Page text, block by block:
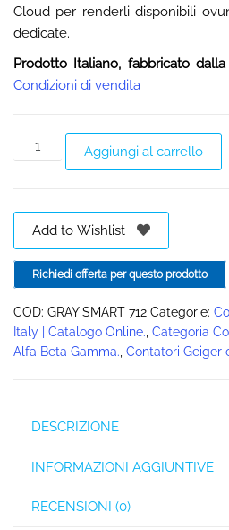
Cloud per renderli disponibili
dedicate.
Prodotto Italiano, fabbricato
Condizioni di vendita
Aggiungi al carrello
Add to Wishlist
Richiedi offerta per questo prodotto
COD: GRAY SMART 712 Categorie:
Italy | Catalogo Online. Categoria
Alfa Beta Gamma. Contatori Geiger
DESCRIZIONE
INFORMAZIONI AGGIUNTIVE
RECENSIONI (0)